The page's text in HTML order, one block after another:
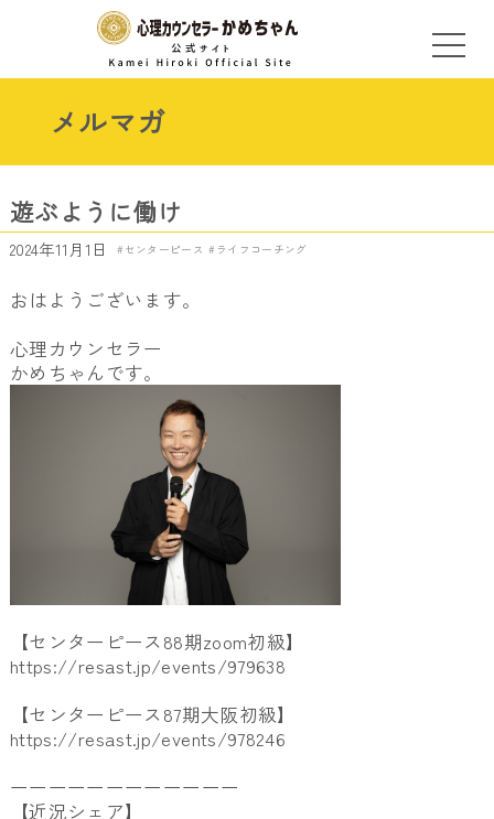
メルマガ
遊ぶように働け
2024年11月1日 センターピース ライフコーチング
おはようございます。
心理カウンセラー
かめちゃんです。
【センターピース88期zoom初級】
https://resast.jp/events/979638
【センターピース87期大阪初級】
https://resast.jp/events/978246
ーーーーーーーーーーーー
【近況シェア】